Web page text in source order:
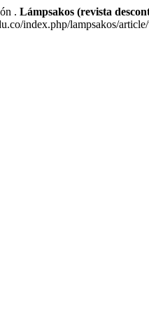
. Lámpsakos (revista
index.php/lampsakos/